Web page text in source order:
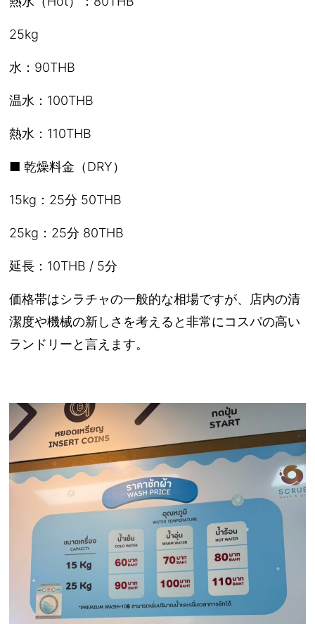
25kg
水：90THB
温水：100THB
熱水：110THB
■ 乾燥料金（DRY）
15kg：25分 50THB
25kg：25分 80THB
延長：10THB / 5分
価格帯はシラチャの一般的な相場ですが、店内の清
潔度や機械の新しさを考えると非常にコスパの高い
ランドリーと言えます。